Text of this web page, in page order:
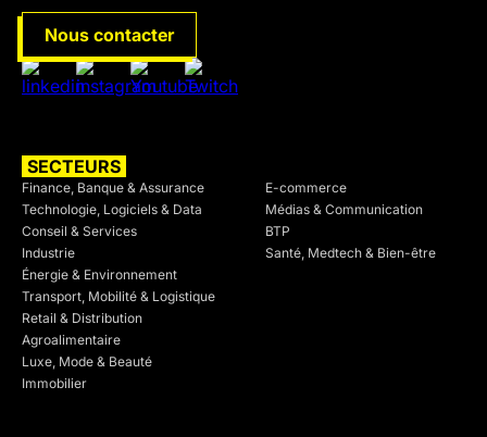
SECTEURS
Finance, Banque & Assurance
Technologie, Logiciels & Data
Conseil & Services
Industrie
Énergie & Environnement
Transport, Mobilité & Logistique
Retail & Distribution
Agroalimentaire
Luxe, Mode & Beauté
Immobilier
E-commerce
Médias & Communication
BTP
Santé, Medtech & Bien-être
Nous contacter